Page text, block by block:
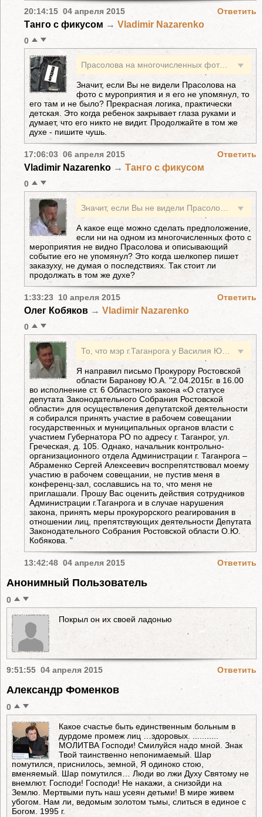
20:14:15 04 апреля 2015 Ответить
Танго с фикусом → Vladimir Nazarenko
0
Прасолова на многочисленных фото с данного мероприятия я не увидел, О его присутствии на данном мероприятии в вашем материале не упоминается. И какой вывод следует из этого? К тому же и грамматика у вас хромает. Фраза: "Вы, Владимир, как всегда чушь пишите" имеет смысл призыва. И как же на него следует реагировать?
Значит, если Вы не видели Прасолова на
фото с муроприятия и я его не упомянул, то
его там и не было? Прекрасная логика, практически
детская. Это когда ребенок закрывает глаза руками и
думает, что его никто не видит. Продолжайте в том же
духе - пишите чушь.
17:06:03 06 апреля 2015 Ответить
Vladimir Nazarenko → Танго с фикусом
0
Значит, если Вы не видели Прасолова на фото с муроприятия и я его не упомянул, то его там и не было? Прекрасная логика, практически детская. Это когда ребенок закрывает глаза руками и думает, что его никто не видит. Продолжайте в том же духе - пишите чушь.
А какое еще можно сделать предположение,
если ни на одном из многочисленных фото с
мероприятия не видно Прасолова и описывающий
событие его не упомянул? Это когда шелкопер пишет
заказуху, не думая о последствиях. Так стоит ли
продолжать в том же духе?
1:33:23 10 апреля 2015 Ответить
Олег Кобяков → Vladimir Nazarenko
0
То, что мэр г.Таганрога у Василия Юрьевича в числе не рукопожатных уже давно ни для кого не секрет. Очередное подтверждение тому - пуск нового предприятия в городе с участием главы региона при отсутствии главы города. С Александром Фоменковым вроде как тоже все понятно. А из-за чего персонами нон грата в списке приглашенных на встречу с губернатором оказались помощник депутата гос.думы от ЛДПР Роман Шахов и депутат зак.собрания области Олег Кобяков?
Я направил письмо Прокурору Ростовской
области Баранову Ю.А. "2.04.2015г. в 16.00
во исполнение ст. 6 Областного закона «О статусе
депутата Законодательного Собрания Ростовской
области» для осуществления депутатской деятельности
я собирался принять участие в рабочем совещании
государственных и муниципальных органов власти с
участием Губернатора РО по адресу г. Таганрог, ул.
Греческая, д. 105. Однако, начальник контрольно-
организационного отдела Администрации г. Таганрога –
Абраменко Сергей Алексеевич воспрепятствовал моему
участию в рабочем совещании, не пустив меня в
конференц-зал, сославшись на то, что меня не
приглашали. Прошу Вас оценить действия сотрудников
Администрации г.Таганрога и в случае нарушения
закона, принять меры прокурорского реагирования в
отношении лиц, препятствующих деятельности Депутата
Законодательного Собрания Ростовской области О.Ю.
Кобякова. "
13:42:48 04 апреля 2015 Ответить
Анонимный Пользователь
0
Покрыл он их своей ладонью
9:51:55 04 апреля 2015 Ответить
Александр Фоменков
0
Какое счастье быть единственным больным в
дурдоме промеж лиц …здоровых. ...........
МОЛИТВА Господи! Смилуйся надо мной. Знак
Твой таинственно непонимаемый. Шар
помутился, приснилось, земной, Я одиноко стою,
вменяемый. Шар помутился… Люди во лжи Духу Святому не
внемлют. Господи! Господи! Не накажи, а снизойди на
Землю. Мертвыми путь наш усеян детьми! В мире живем
убогом. Нам ли, ведомым золотом тьмы, слиться в единое с
Богом. 1995 г.